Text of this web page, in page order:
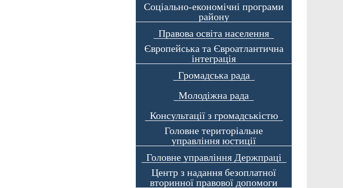
Соціально-економічні програми
району
Правова освіта населення
Європейська та Євроатлантична
інтеграція
Громадська рада
Молодіжна рада
Консультації з громадськістю
Головне територіальне
управління юстиції
Головне управління Держпраці
Центр з надання безоплатної
вторинної правової допомоги